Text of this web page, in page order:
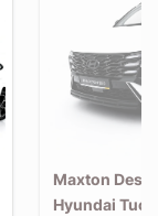
Maxton
Hyundai